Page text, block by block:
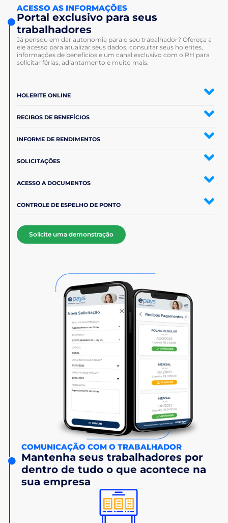
ACESSO AS INFORMAÇÕES
Portal exclusivo para seus
trabalhadores
Já pensou em dar autonomia para o seu trabalhador? Ofereça a
ele acesso para atualizar seus dados, consultar seus holerites,
informações de benefícios e um canal exclusivo com o RH para
solicitar férias, adiantamento e muito mais.
HOLERITE ONLINE
RECIBOS DE BENEFÍCIOS
INFORME DE RENDIMENTOS
SOLICITAÇÕES
ACESSO A DOCUMENTOS
CONTROLE DE ESPELHO DE PONTO
Solicite uma demonstração
COMUNICAÇÃO COM O TRABALHADOR
Mantenha seus trabalhadores por
dentro de tudo o que acontece na
sua empresa